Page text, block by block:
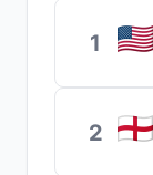
1
2